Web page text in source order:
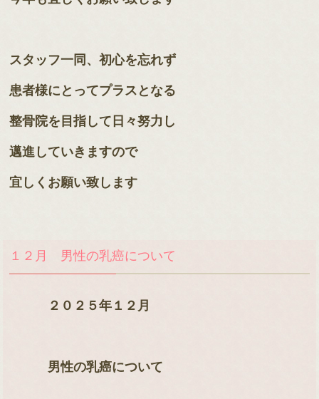
スタッフ一同、初心を忘れず
患者様にとってプラスとなる
整骨院を目指して日々努力し
邁進していきますので
宜しくお願い致します
１２月 男性の乳癌について
２０２５年１２月
男性の乳癌について